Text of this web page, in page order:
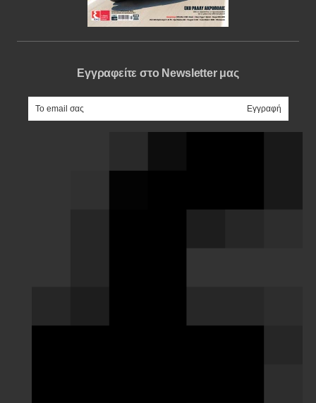
Εγγραφείτε στο Newsletter μας
e-mail